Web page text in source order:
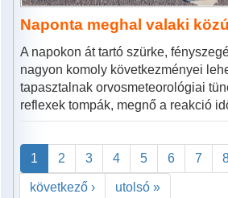
Naponta meghal valaki
A napokon át tartó szürke,
nagyon komoly következményei
tapasztalnak orvosmeteorológiai
reflexek tompák, megnő a reakció
1 2 3 4 5 6 7
következő › utolsó »